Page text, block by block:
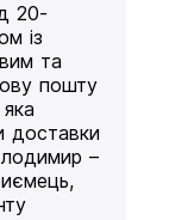
20-
із
та
пошту
доставки
–